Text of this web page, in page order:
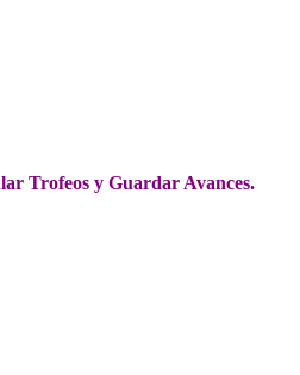
Trofeos y Guardar Avances.